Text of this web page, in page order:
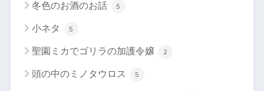
冬色のお酒のお話 5
小ネタ 5
聖園ミカでゴリラの加護令嬢 2
頭の中のミノタウロス 5